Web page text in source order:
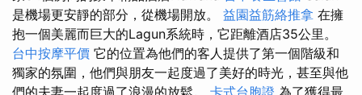
是機場更安靜的部分，從機場開放。 益園益筋絡推拿 在擁
抱一個美麗而巨大的Lagun系統時，它距離酒店35公里。
台中按摩平價 它的位置為他們的客人提供了第一個階級和
獨家的氛圍，他們與朋友一起度過了美好的時光，甚至與他
們的夫妻一起度過了浪漫的放鬆。 卡式台胞證 為了獲得最